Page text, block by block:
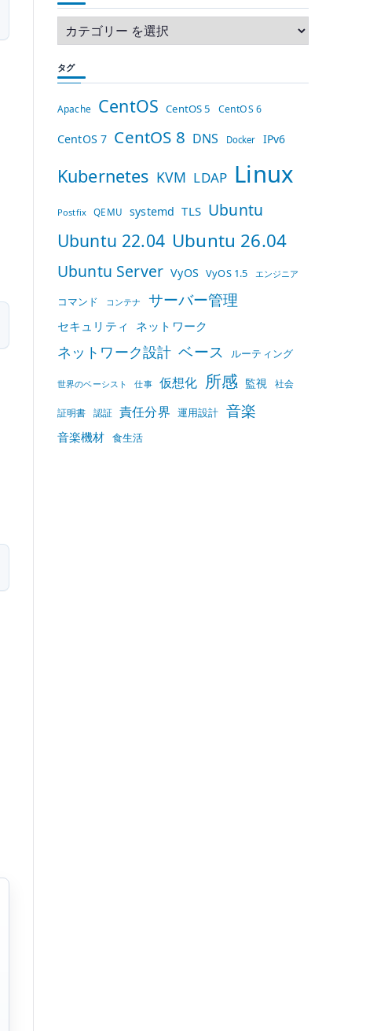
タグ
Apache CentOS CentOS 5 CentOS 6
CentOS 7 CentOS 8 DNS Docker IPv6
Kubernetes KVM LDAP Linux
Postfix QEMU systemd TLS Ubuntu
Ubuntu 22.04 Ubuntu 26.04
Ubuntu Server VyOS VyOS 1.5 エンジニア
コマンド コンテナ サーバー管理
セキュリティ ネットワーク
ネットワーク設計 ベース ルーティング
世界のベーシスト 仕事 仮想化 所感 監視 社会
証明書 認証 責任分界 運用設計 音楽
音楽機材 食生活